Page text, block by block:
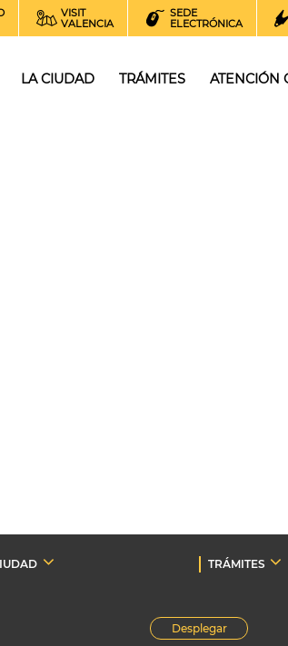
VISIT
VALENCIA
SEDE
ELECTRÓNICA
LA CIUDAD TRÁMITES ATENCIÓN
TRÁMITES
Desplegar